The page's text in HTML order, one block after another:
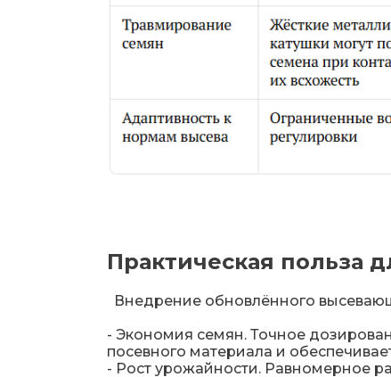
Практическая польза
Внедрение обновлённого
- Экономия семян. Точное
посевного материала и
- Рост урожайности. Равномерное